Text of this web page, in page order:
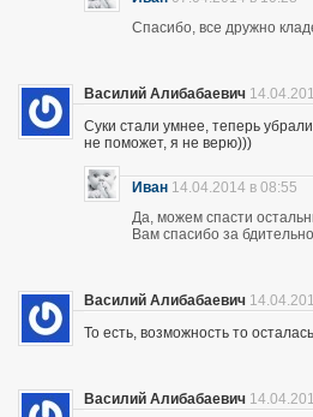
Спасибо, все дружно
Василий Алибабаевич
Суки стали умнее, теперь
не поможет, я не верю)))
Иван 14.04.2014 в 08:55
Да, можем спасти
Вам спасибо за
Василий Алибабаевич
То есть, возможность то
Василий Алибабаевич